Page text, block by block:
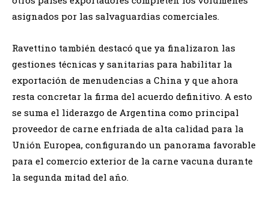
asignados por las salvaguardias comerciales.
Ravettino también destacó que ya finalizaron las
gestiones técnicas y sanitarias para habilitar la
exportación de menudencias a China y que ahora
resta concretar la firma del acuerdo definitivo. A esto
se suma el liderazgo de Argentina como principal
proveedor de carne enfriada de alta calidad para la
Unión Europea, configurando un panorama favorable
para el comercio exterior de la carne vacuna durante
la segunda mitad del año.